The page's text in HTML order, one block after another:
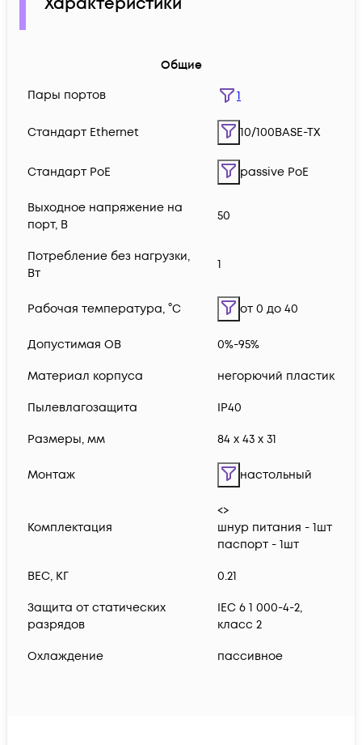
Общие
Пары портов
1
Стандарт Ethernet 10/100BASE-TX
Стандарт PoE passive PoE
Выходное напряжение на
порт, В
50
Потребление без нагрузки,
Вт
1
Рабочая температура, °C от 0 до 40
Допустимая ОВ 0%-95%
Материал корпуса негорючий пластик
Пылевлагозащита IP40
Размеры, мм 84 x 43 x 31
Монтаж настольный
Комплектация
<>
шнур питания - 1шт
паспорт - 1шт
ВЕС, КГ 0.21
Защита от статических
разрядов
IEC 6 1 000-4-2,
класс 2
Охлаждение пассивное